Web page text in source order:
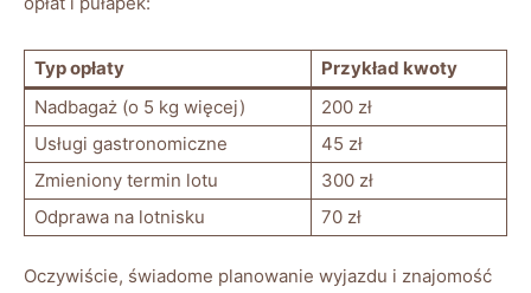
Typ opłaty
Przykład kwoty
Nadbagaż (o 5 kg więcej)
200 zł
Usługi gastronomiczne
45 zł
Zmieniony termin lotu
300 zł
Odprawa na lotnisku
70 zł
Oczywiście, świadome planowanie wyjazdu i znajomość